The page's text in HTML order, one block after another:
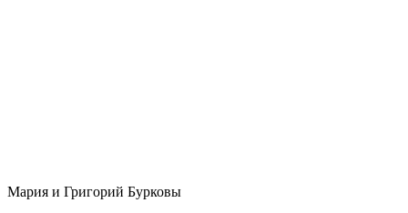
Мария и Григорий Бурковы